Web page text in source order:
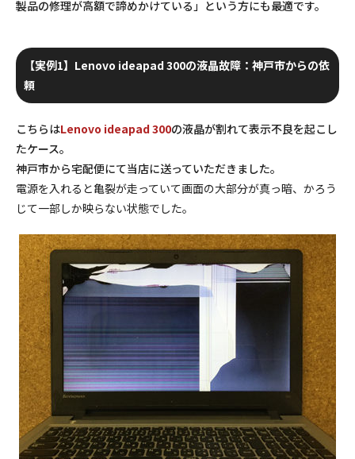
製品の修理が高額で諦めかけている」という方にも最適です。
【実例1】Lenovo ideapad 300の液晶故障：神戸市からの依
頼
こちらはLenovo ideapad 300の液晶が割れて表示不良を起こし
たケース。
神戸市から宅配便にて当店に送っていただきました。
電源を入れると亀裂が走っていて画面の大部分が真っ暗、かろう
じて一部しか映らない状態でした。